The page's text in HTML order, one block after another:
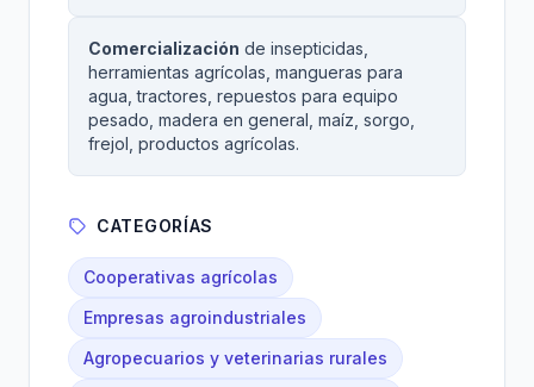
Comercialización de insepticidas,
herramientas agrícolas, mangueras para
agua, tractores, repuestos para equipo
pesado, madera en general, maíz, sorgo,
frejol, productos agrícolas.
CATEGORÍAS
Cooperativas agrícolas
Empresas agroindustriales
Agropecuarios y veterinarias rurales